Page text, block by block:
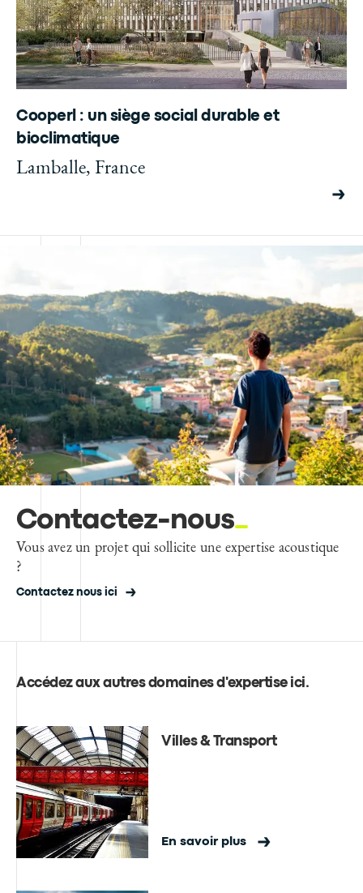
Cooperl : un siège social durable et
bioclimatique
Lamballe, France
Contactez-nous
Vous avez un projet qui sollicite une expertise acoustique
?
Contactez nous ici
Accédez aux autres domaines d'expertise ici .
Villes & Transport
En savoir plus